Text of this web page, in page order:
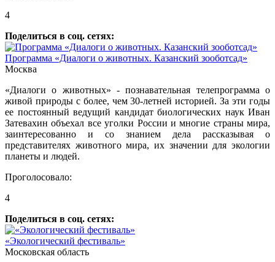
4
Поделиться в соц. сетях:
Программа «Диалоги о животных. Казанский зооботсад»
Москва
«Диалоги о животных» - познавательная телепрограмма о
живой природы с более, чем 30-летней историей. За эти годы
ее постоянный ведущий кандидат биологических наук Иван
Затевахин объехал все уголки России и многие страны мира,
заинтересованно и со знанием дела рассказывая о
представителях животного мира, их значении для экологии
планеты и людей.
Проголосовало:
4
Поделиться в соц. сетях:
«Экологический фестиваль»
Московская область